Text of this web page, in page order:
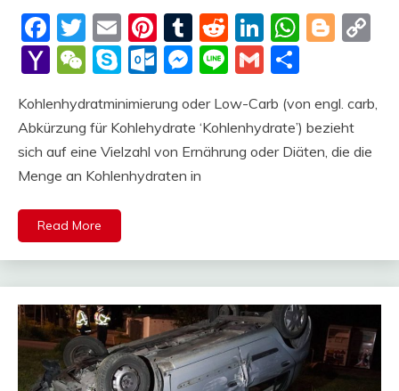
Facebook
Twitter
EmailPinterest
Tumblr
Reddit
LinkedIn
Yahoo
WeChat
SkypeOutlook.com
Messenger
LineGmail
Kohlenhydratminimierung oder Low-Carb (von engl. carb,
Abkürzung für Kohlehydrate ‘Kohlenhydrate’) bezieht
sich auf eine Vielzahl von Ernährung oder Diäten, die die
Menge an Kohlenhydraten in
Read More